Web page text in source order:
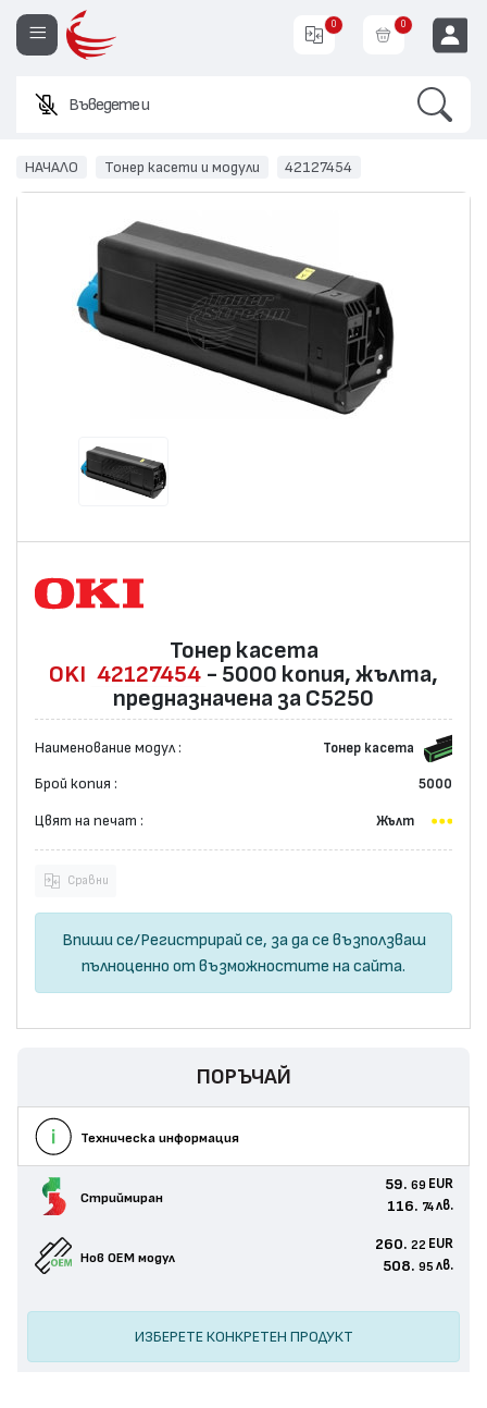
Въведете име или ко
0 0
НАЧАЛО Тонер касети и модули 42127454
Тонер касета
OKI 42127454 - 5000 копия, жълта,
предназначена за C5250
Наименование модул : Тонер касета
Брой копия : 5000
Цвят на печат : Жълт
Сравни
Впиши се/Регистрирай се, за да се възползваш
пълноценно от възможностите на сайта.
ПОРЪЧАЙ
Техническа информация
Стриймиран
59. 69 EUR
116. 74 лв.
Нов ОЕМ модул
260. 22 EUR
508. 95 лв.
ИЗБЕРЕТЕ КОНКРЕТЕН ПРОДУКТ